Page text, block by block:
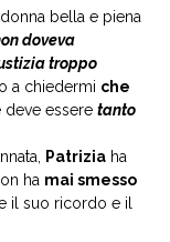
bella e piena
doveva
troppo
a chiedermi che
deve essere tanto
Patrizia ha
ha mai smesso
il suo ricordo e il